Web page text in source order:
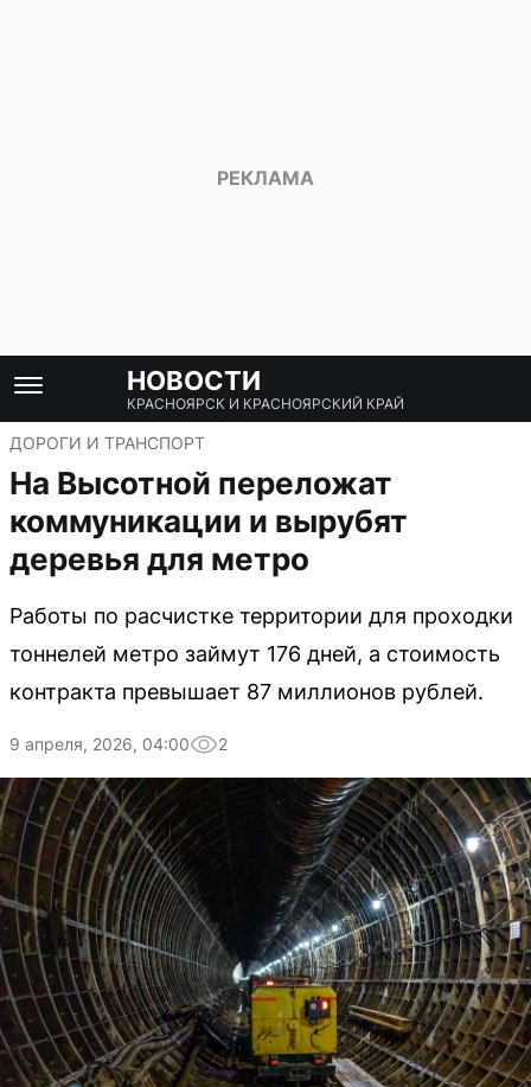
НОВОСТИ
КРАСНОЯРСК И КРАСНОЯРСКИЙ КРАЙ
ДОРОГИ И ТРАНСПОРТ
На Высотной переложат
коммуникации и вырубят
деревья для метро
Работы по расчистке территории для проходки
тоннелей метро займут 176 дней, а стоимость
контракта превышает 87 миллионов рублей.
9 апреля, 2026, 04:00 2